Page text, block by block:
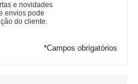
e novidades
envios pode
do cliente.
*Campos obrigatórios